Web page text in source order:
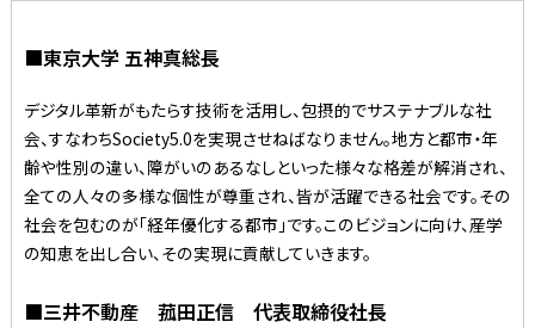
■東京大学 五神真総長
デジタル革新がもたらす技術を活用し、包摂的でサステナブルな社
会、すなわちSociety5.0を実現させねばなりません。地方と都市・年
齢や性別の違い、障がいのあるなしといった様々な格差が解消され、
全ての人々の多様な個性が尊重され、皆が活躍できる社会です。その
社会を包むのが「経年優化する都市」です。このビジョンに向け、産学
の知恵を出し合い、その実現に貢献していきます。
■三井不動産 菰田正信 代表取締役社長